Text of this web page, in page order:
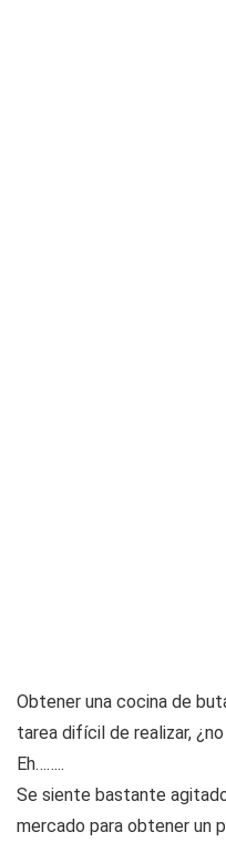
Obtener una cocina de
tarea difícil de realizar,
Eh……..
Se siente bastante
mercado para obtener un